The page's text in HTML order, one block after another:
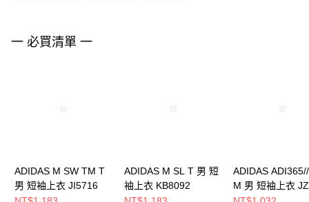
一 必買清單 一
ADIDAS M SW TM T
男 短袖上衣 JI5716
ADIDAS M SL T 男 短
袖上衣 KB8092
ADIDAS
M 男 短袖上衣